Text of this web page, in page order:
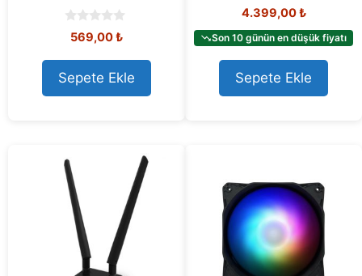
0
u
t
o
569,00₺
Sepete Ekle
4.90
out of 5
4.399,00₺
Son 10 günün en düşük fiyatı
Sepete Ekle